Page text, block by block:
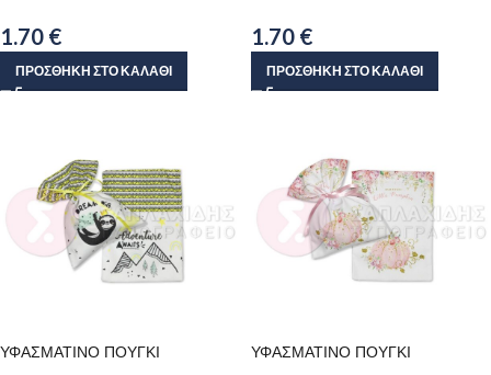
1.70 €
ΠΡΟΣΘΉΚΗ ΣΤΟ ΚΑΛΆΘΙ
1.70 €
ΠΡΟΣΘΉΚΗ ΣΤΟ ΚΑΛΆΘΙ
ΥΦΑΣΜΑΤΙΝΟ ΠΟΥΓΚΙ ΥΦΑΣΜΑΤΙΝΟ ΠΟΥΓΚΙ